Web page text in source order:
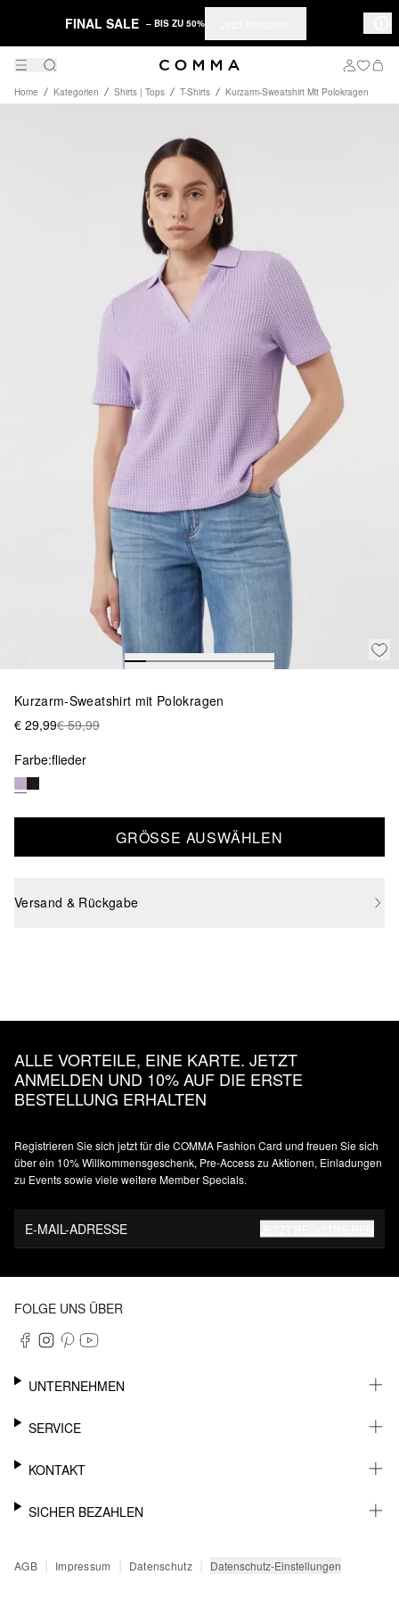
FINAL SALE – BIS ZU 50%
Home Kategorien Shirts | Tops T-Shirts Kurzarm-Sweatshirt Mit Polokragen
Kurzarm-Sweatshirt mit Polokragen
€ 29,99€ 59,99
Farbe:flieder
GRÖSSE AUSWÄHLEN
Versand & Rückgabe
ALLE VORTEILE, EINE KARTE. JETZT
ANMELDEN UND 10% AUF DIE ERSTE
BESTELLUNG ERHALTEN
Registrieren Sie sich jetzt für die COMMA Fashion Card und freuen Sie sich
über ein 10% Willkommensgeschenk, Pre-Access zu Aktionen, Einladungen
zu Events sowie viele weitere Member Specials.
E-MAIL-ADRESSE
FOLGE UNS ÜBER
UNTERNEHMEN
KARRIERE
SERVICE
NEWSLETTER
MEIN KONTO
SENDUNGSVERFOLGUNG
KONTAKT
SUPPORT
SICHER BEZAHLEN
PAYPAL
AGB | Impressum | Datenschutz | Datenschutz-Einstellungen